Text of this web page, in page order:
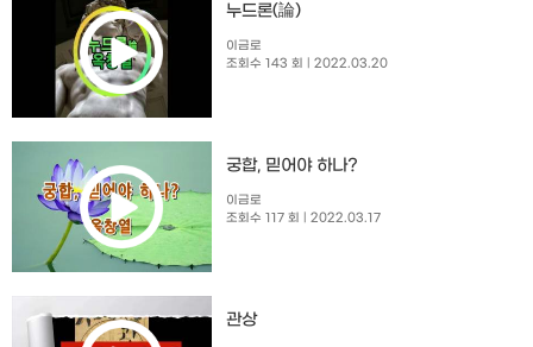
누드론(論)
이금로
조회수 143 회
| 2022.03.20
궁합, 믿어야 하나?
이금로
조회수 117 회
| 2022.03.17
관상